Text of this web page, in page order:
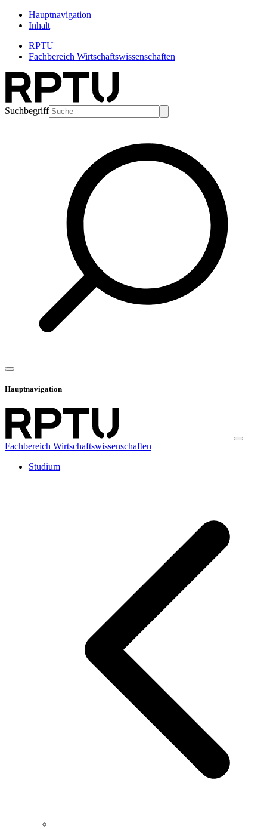
Hauptnavigation
Inhalt
RPTU
Fachbereich Wirtschaftswissenschaften
Suchbegriff
Hauptnavigation
Fachbereich Wirtschaftswissenschaften
Studium